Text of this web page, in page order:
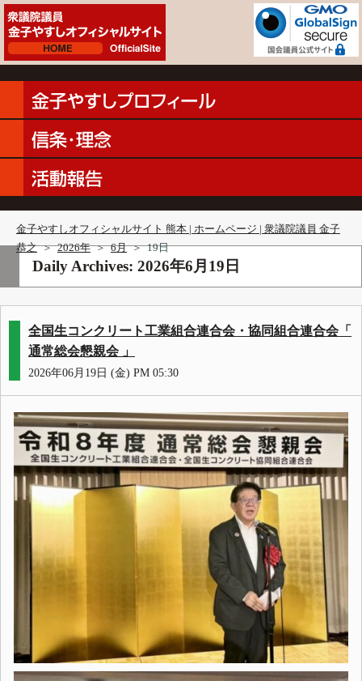
金子やすしオフィシャルサイト 熊本 | ホームページ | 衆議院議員 金子
恭之 ＞ 2026年 ＞ 6月 ＞ 19日
Daily Archives: 2026年6月19日
全国生コンクリート工業組合連合会・協同組合連合会「
通常総会懇親会 」
2026年06月19日 (金) PM 05:30